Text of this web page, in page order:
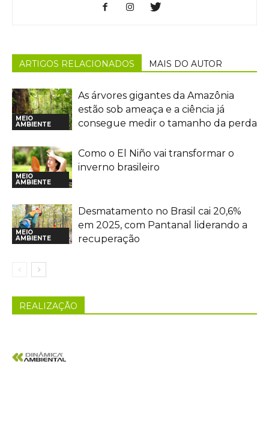
ARTIGOS RELACIONADOS MAIS DO AUTOR
MEIO
AMBIENTE
As árvores gigantes da Amazônia
estão sob ameaça e a ciência já
consegue medir o tamanho da perda
MEIO
AMBIENTE
Como o El Niño vai transformar o
inverno brasileiro
MEIO
AMBIENTE
Desmatamento no Brasil cai 20,6%
em 2025, com Pantanal liderando a
recuperação
REALIZAÇÃO